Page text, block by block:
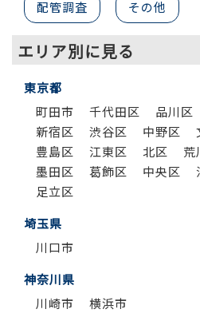
配管調査 その他
エリア別に見る
東京都
町田市
千代田区 品川区
新宿区
渋谷区 中野区
豊島区
江東区 北区 荒
墨田区
葛飾区 中央区
足立区
埼玉県
川口市
神奈川県
川崎市
横浜市